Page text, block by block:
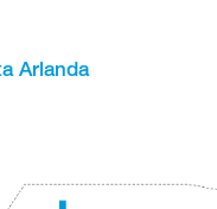
Arlanda